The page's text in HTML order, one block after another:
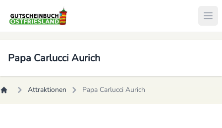
Papa Carlucci Aurich
Attraktionen Papa Carlucci Aurich